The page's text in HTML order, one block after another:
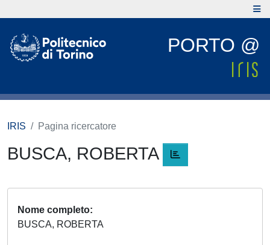
PORTO @
IRIS Pagina ricercatore
BUSCA, ROBERTA
Nome completo
BUSCA, ROBERTA